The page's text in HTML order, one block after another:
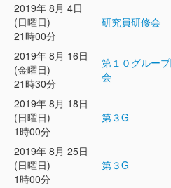
2019年 8月 4日
(日曜日)
21時00分
研究員研修会
2019年 8月 16日
(金曜日)
21時30分
第１０グルー
会
2019年 8月 18日
(日曜日)
1時00分
第３G
2019年 8月 25日
(日曜日)
1時00分
第３G